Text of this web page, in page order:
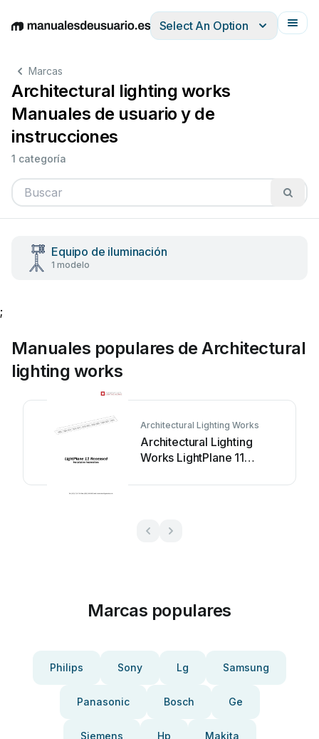
EnglishDeutschEspañolItalianoFrançais
Select An Option
Marcas
Architectural lighting works
Manuales de usuario y de
instrucciones
1 categoría
Equipo de iluminación
1 modelo
;
Manuales populares de Architectural
lighting works
Architectural Lighting Works
Architectural Lighting
Works LightPlane 11
usuario
Marcas populares
Philips Sony Lg Samsung
Panasonic Bosch Ge
Siemens Hp Makita